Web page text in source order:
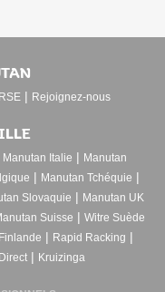
| Rejoignez-nous
Manutan Italie | Manutan
| Manutan Tchéquie |
Slovaquie | Manutan UK
Suisse | Witre Suède
| Rapid Racking |
| Kruizinga